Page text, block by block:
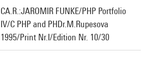
CA.R.:JAROMIR FUNKE/PHP Portfolio
IV/C PHP and PHDr.M.Rupesova
1995/Print Nr.I/Edition Nr. 10/30